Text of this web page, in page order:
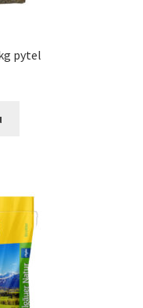
pytel